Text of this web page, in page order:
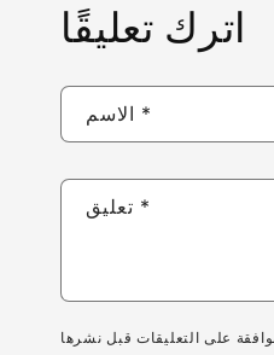
اترك تعليقًا
*
*